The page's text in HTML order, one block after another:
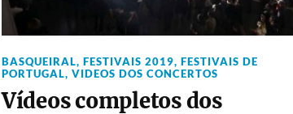
BASQUEIRAL, FESTIVAIS 2019, FESTIVAIS DE
PORTUGAL, VIDEOS DOS CONCERTOS
Vídeos completos dos